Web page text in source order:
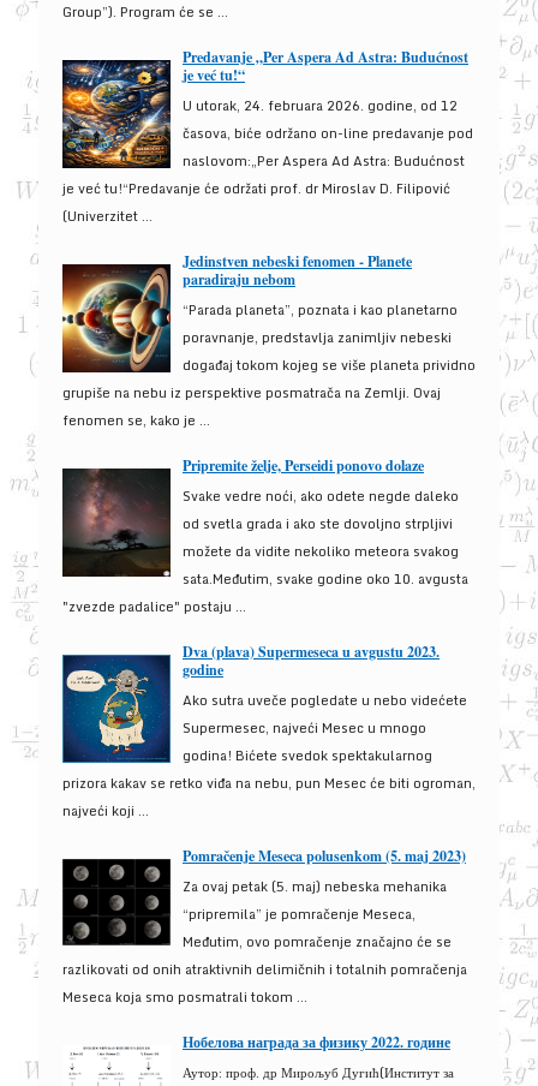
Group”). Program će se ...
Predavanje „Per Aspera Ad Astra: Budućnost
je već tu!“
U utorak, 24. februara 2026. godine, od 12
časova, biće održano on-line predavanje pod
naslovom:„Per Aspera Ad Astra: Budućnost
je već tu!“Predavanje će održati prof. dr Miroslav D. Filipović
(Univerzitet ...
Jedinstven nebeski fenomen - Planete
paradiraju nebom
“Parada planeta”, poznata i kao planetarno
poravnanje, predstavlja zanimljiv nebeski
događaj tokom kojeg se više planeta prividno
grupiše na nebu iz perspektive posmatrača na Zemlji. Ovaj
fenomen se, kako je ...
Pripremite želje, Perseidi ponovo dolaze
Svake vedre noći, ako odete negde daleko
od svetla grada i ako ste dovoljno strpljivi
možete da vidite nekoliko meteora svakog
sata.Međutim, svake godine oko 10. avgusta
"zvezde padalice" postaju ...
Dva (plava) Supermeseca u avgustu 2023.
godine
Ako sutra uveče pogledate u nebo videćete
Supermesec, najveći Mesec u mnogo
godina! Bićete svedok spektakularnog
prizora kakav se retko viđa na nebu, pun Mesec će biti ogroman,
najveći koji ...
Pomračenje Meseca polusenkom (5. maj 2023)
Za ovaj petak (5. maj) nebeska mehanika
“pripremila” je pomračenje Meseca,
Međutim, ovo pomračenje značajno će se
razlikovati od onih atraktivnih delimičnih i totalnih pomračenja
Meseca koja smo posmatrali tokom ...
Нобелова награда за физику 2022. године
Аутор: проф. др Мирољуб Дугић(Институт за